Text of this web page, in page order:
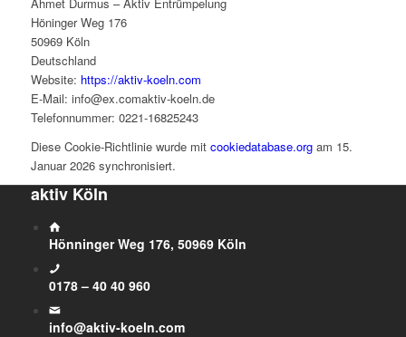
Höninger Weg 176
50969 Köln
Deutschland
Website: https://aktiv-koeln.com
E-Mail: info@ex.comaktiv-koeln.de
Telefonnummer: 0221-16825243
Diese Cookie-Richtlinie wurde mit cookiedatabase.orgam 15.
Januar 2026 synchronisiert.
aktiv Köln
Hönninger Weg 176, 50969 Köln
0178 – 40 40 960
info@aktiv-koeln.com